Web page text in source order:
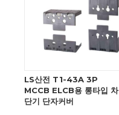
LS산전 T1-43A 3P
MCCB ELCB용 롱타입 차
단기 단자커버